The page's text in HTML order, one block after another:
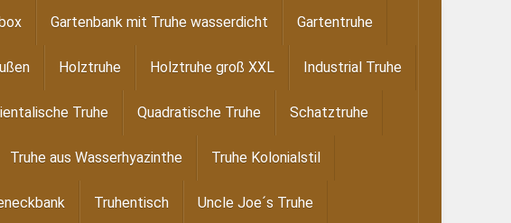
Gartenbank mit Truhe wasserdicht Gartentruhe
Holztruhe Holztruhe groß XXL Industrial Truhe
Truhe Quadratische Truhe Schatztruhe
Truhe aus Wasserhyazinthe Truhe Kolonialstil
Truhentisch Uncle Joe´s Truhe